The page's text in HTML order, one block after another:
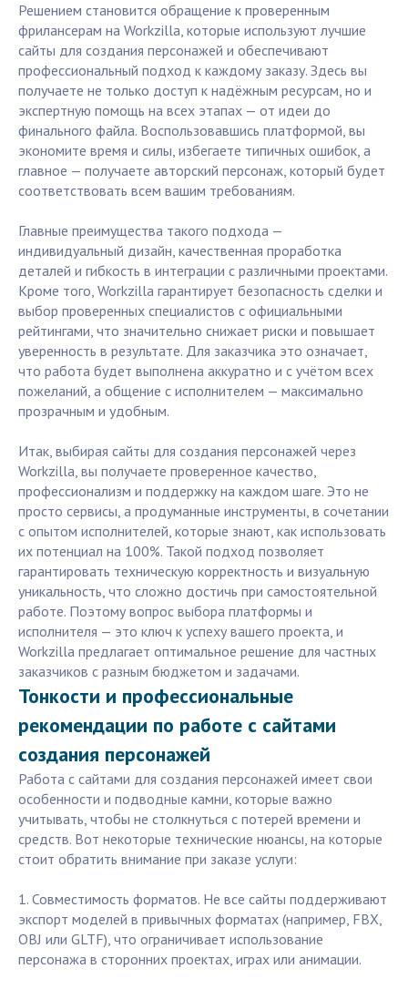
Решением становится обращение к проверенным
фрилансерам на Workzilla, которые используют лучшие
сайты для создания персонажей и обеспечивают
профессиональный подход к каждому заказу. Здесь вы
получаете не только доступ к надёжным ресурсам, но и
экспертную помощь на всех этапах — от идеи до
финального файла. Воспользовавшись платформой, вы
экономите время и силы, избегаете типичных ошибок, а
главное — получаете авторский персонаж, который будет
соответствовать всем вашим требованиям.
Главные преимущества такого подхода —
индивидуальный дизайн, качественная проработка
деталей и гибкость в интеграции с различными проектами.
Кроме того, Workzilla гарантирует безопасность сделки и
выбор проверенных специалистов с официальными
рейтингами, что значительно снижает риски и повышает
уверенность в результате. Для заказчика это означает,
что работа будет выполнена аккуратно и с учётом всех
пожеланий, а общение с исполнителем — максимально
прозрачным и удобным.
Итак, выбирая сайты для создания персонажей через
Workzilla, вы получаете проверенное качество,
профессионализм и поддержку на каждом шаге. Это не
просто сервисы, а продуманные инструменты, в сочетании
с опытом исполнителей, которые знают, как использовать
их потенциал на 100%. Такой подход позволяет
гарантировать техническую корректность и визуальную
уникальность, что сложно достичь при самостоятельной
работе. Поэтому вопрос выбора платформы и
исполнителя — это ключ к успеху вашего проекта, и
Workzilla предлагает оптимальное решение для частных
заказчиков с разным бюджетом и задачами.
Тонкости и профессиональные
рекомендации по работе с сайтами
создания персонажей
Работа с сайтами для создания персонажей имеет свои
особенности и подводные камни, которые важно
учитывать, чтобы не столкнуться с потерей времени и
средств. Вот некоторые технические нюансы, на которые
стоит обратить внимание при заказе услуги:
1. Совместимость форматов. Не все сайты поддерживают
экспорт моделей в привычных форматах (например, FBX,
OBJ или GLTF), что ограничивает использование
персонажа в сторонних проектах, играх или анимации.